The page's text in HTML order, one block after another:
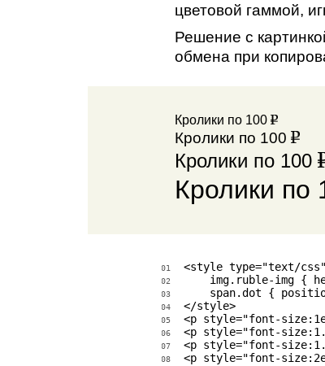
цветовой гаммой,
Решение с
обмена при
Кролики по 100
Кролики по 100
Кролики по 100
Кролики по
01
02
03
04
05
06
07
08
<style type="text/
img.ruble-img {
span.dot {
</style>
<p style="font-
<p style="font-
<p style="font-
<p style="font-